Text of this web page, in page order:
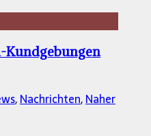
,Nachrichten,Naher